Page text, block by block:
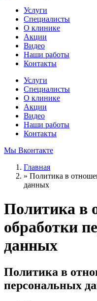
Услуги
Специалисты
О клинике
Акции
Видео
Наши работы
Контакты
Услуги
Специалисты
О клинике
Акции
Видео
Наши работы
Контакты
Мы Вконтакте
Главная
» Политика в
данных
Политика в
обработки
данных
Политика в
персональных